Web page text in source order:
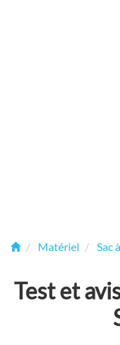
Matériel Sac
Test et